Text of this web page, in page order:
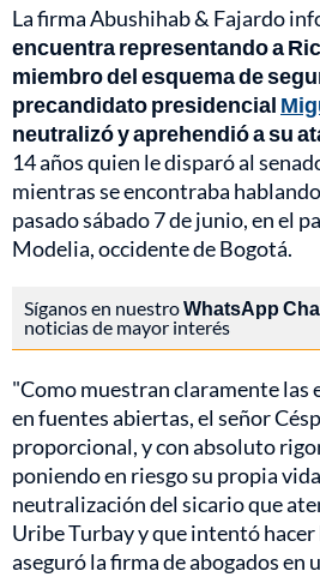
La firma Abushihab & Fajardo
encuentra representando a
miembro del esquema de
precandidato presidencial
neutralizó y aprehendió a su
14 años quien le disparó al
mientras se encontraba
pasado sábado 7 de junio, en el
Modelia, occidente de Bogotá.
Síganos en nuestroWhatsApp
noticias de mayor interés
"Como muestran claramente las
en fuentes abiertas, el señor
proporcional, y con absoluto
poniendo en riesgo su propia
neutralización del sicario que
Uribe Turbay y que intentó hacer
aseguró la firma de abogados en